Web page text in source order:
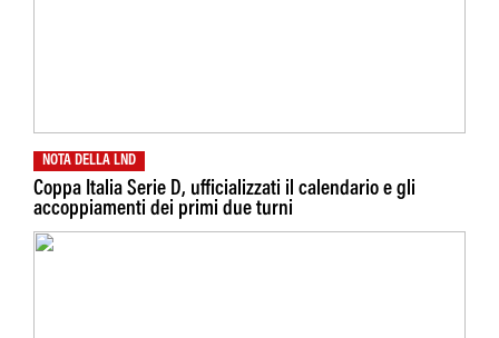
NOTA DELLA LND
Coppa Italia Serie D, ufficializzati il calendario e gli
accoppiamenti dei primi due turni